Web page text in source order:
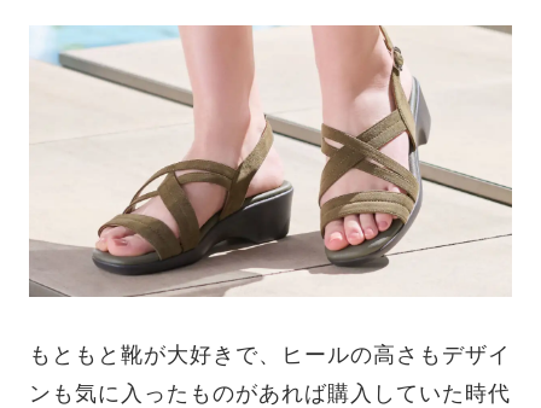
もともと靴が大好きで、ヒールの高さもデザイ
ンも気に入ったものがあれば購入していた時代